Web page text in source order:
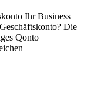
Ihr Business
Die
Qonto